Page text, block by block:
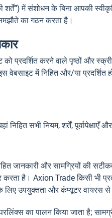
की शर्तें") में संशोधन के बिना आपकी
का गठन करता है।
प्रदर्शित करने वाले पृष्ठों और
में निहित और/या प्रदर्शित
निहित सभी नियम, शर्तें, पूर्वापेक्षाएँ
जानकारी और सामग्रियों की
करता है। Axion Trade किसी भी
के लिए उपयुक्तता और कंप्यूटर
का पालन किया जाता है;